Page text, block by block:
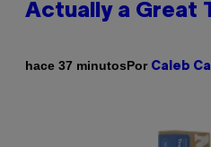
Actually a Great
hace 37 minutosPor Caleb